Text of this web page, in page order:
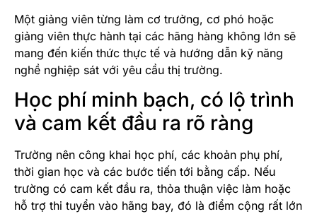
Một giảng viên từng làm cơ trưởng, cơ phó hoặc
giảng viên thực hành tại các hãng hàng không lớn sẽ
mang đến kiến thức thực tế và hướng dẫn kỹ năng
nghề nghiệp sát với yêu cầu thị trường.
Học phí minh bạch, có lộ trình
và cam kết đầu ra rõ ràng
Trường nên công khai học phí, các khoản phụ phí,
thời gian học và các bước tiến tới bằng cấp. Nếu
trường có cam kết đầu ra, thỏa thuận việc làm hoặc
hỗ trợ thi tuyển vào hãng bay, đó là điểm cộng rất lớn